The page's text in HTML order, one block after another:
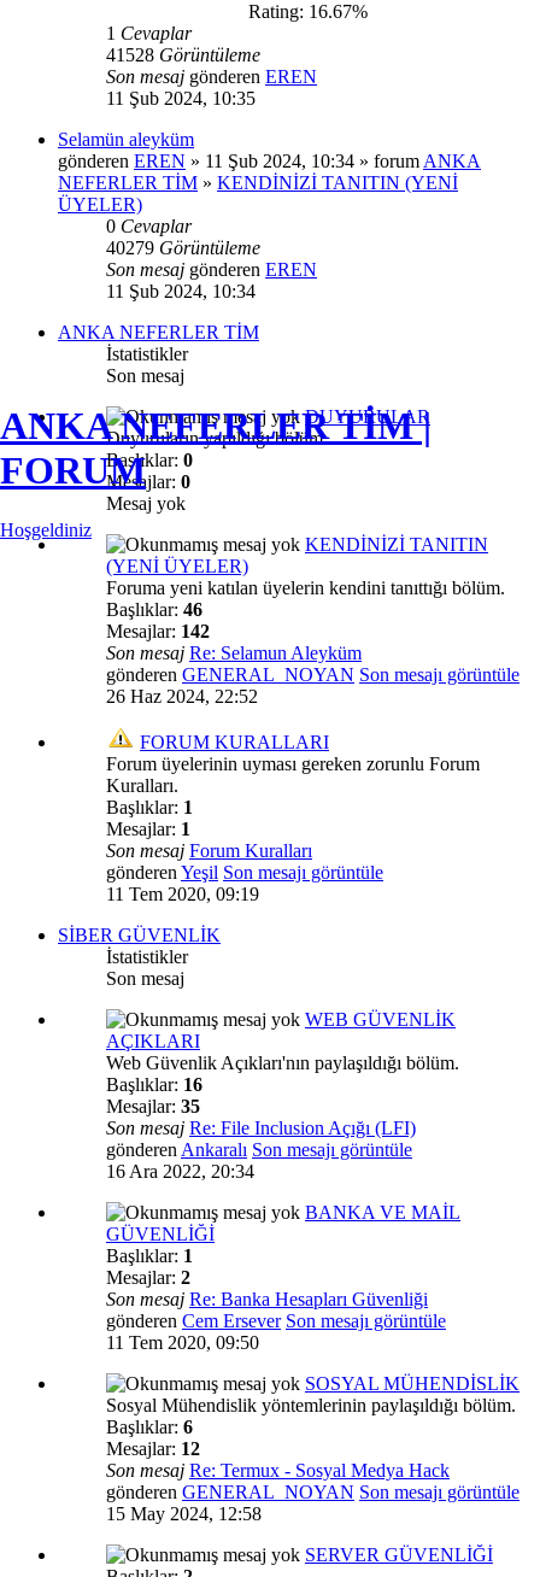
ANKA NEFERLER TİM |
FORUM
Hoşgeldiniz
Rating: 16.67%
1 Cevaplar
41528 Görüntüleme
Son mesaj gönderen EREN
11 Şub 2024, 10:35
Selamün aleyküm
gönderen EREN » 11 Şub 2024, 10:34 » forum ANKA
NEFERLER TİM » KENDİNİZİ TANITIN (YENİ
ÜYELER)
0 Cevaplar
40279 Görüntüleme
Son mesaj gönderen EREN
11 Şub 2024, 10:34
ANKA NEFERLER TİM
İstatistikler
Son mesaj
DUYURULAR
Duyuruların yapıldığı bölüm.
Başlıklar: 0
Mesajlar: 0
Mesaj yok
KENDİNİZİ TANITIN
(YENİ ÜYELER)
Foruma yeni katılan üyelerin kendini tanıttığı bölüm.
Başlıklar: 46
Mesajlar: 142
Son mesaj Re: Selamun Aleyküm
gönderen GENERAL_NOYAN Son mesajı görüntüle
26 Haz 2024, 22:52
FORUM KURALLARI
Forum üyelerinin uyması gereken zorunlu Forum
Kuralları.
Başlıklar: 1
Mesajlar: 1
Son mesaj Forum Kuralları
gönderen Yeşil Son mesajı görüntüle
11 Tem 2020, 09:19
SİBER GÜVENLİK
İstatistikler
Son mesaj
WEB GÜVENLİK
AÇIKLARI
Web Güvenlik Açıkları'nın paylaşıldığı bölüm.
Başlıklar: 16
Mesajlar: 35
Son mesaj Re: File Inclusion Açığı (LFI)
gönderen Ankaralı Son mesajı görüntüle
16 Ara 2022, 20:34
BANKA VE MAİL
GÜVENLİĞİ
Başlıklar: 1
Mesajlar: 2
Son mesaj Re: Banka Hesapları Güvenliği
gönderen Cem Ersever Son mesajı görüntüle
11 Tem 2020, 09:50
SOSYAL MÜHENDİSLİK
Sosyal Mühendislik yöntemlerinin paylaşıldığı bölüm.
Başlıklar: 6
Mesajlar: 12
Son mesaj Re: Termux - Sosyal Medya Hack
gönderen GENERAL_NOYAN Son mesajı görüntüle
15 May 2024, 12:58
SERVER GÜVENLİĞİ